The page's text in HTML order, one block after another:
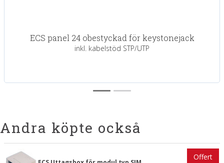
ECS panel 24 obestyckad för keystonejack
inkl. kabelstöd STP/UTP
Andra köpte också
Offert